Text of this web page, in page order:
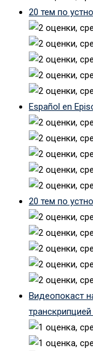
20 тем по
Español en
20 тем по
Видеопокаст